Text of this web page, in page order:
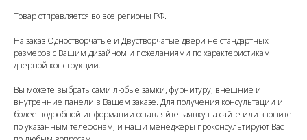
Товар отправляется во все регионы РФ.
На заказ Одностворчатые и Двустворчатые двери не стандартных
размеров с Вашим дизайном и пожеланиями по характеристикам
дверной конструкции.
Вы можете выбрать сами любые замки, фурнитуру, внешние и
внутренние панели в Вашем заказе. Для получения консультации и
более подробной информации оставляйте заявку на сайте или звоните
по указанным телефонам, и наши менеджеры проконсультируют Вас